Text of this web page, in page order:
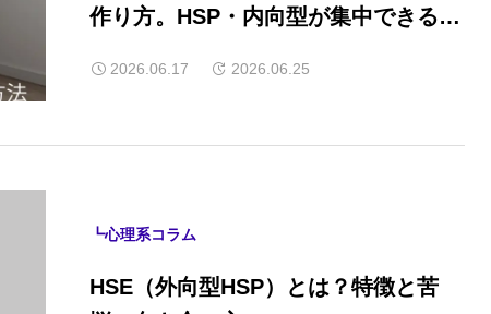
作り方。HSP・内向型が集中できる作
2026.06.17 2026.06.25
┗心理系コラム
HSE（外向型HSP）とは？特徴と苦